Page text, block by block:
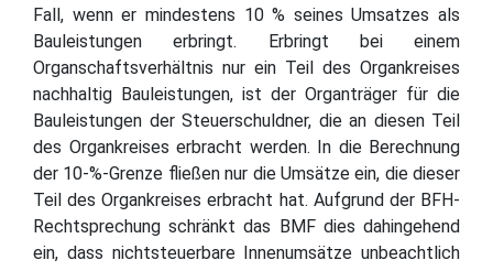
Fall, wenn er mindestens 10 % seines Umsatzes als
Bauleistungen erbringt. Erbringt bei einem
Organschaftsverhältnis nur ein Teil des Organkreises
nachhaltig Bauleistungen, ist der Organträger für die
Bauleistungen der Steuerschuldner, die an diesen Teil
des Organkreises erbracht werden. In die Berechnung
der 10-%-Grenze fließen nur die Umsätze ein, die dieser
Teil des Organkreises erbracht hat. Aufgrund der BFH-
Rechtsprechung schränkt das BMF dies dahingehend
ein, dass nichtsteuerbare Innenumsätze unbeachtlich